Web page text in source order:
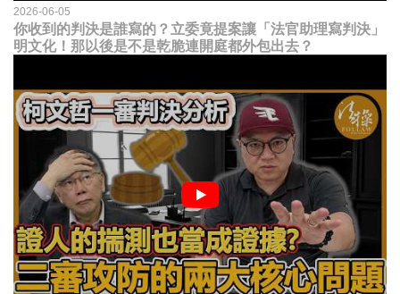
2026-06-05
你收到的判決是誰寫的？立委竟提案讓「法官助理寫判決」
明文化！那以後是不是乾脆連開庭都外包出去？